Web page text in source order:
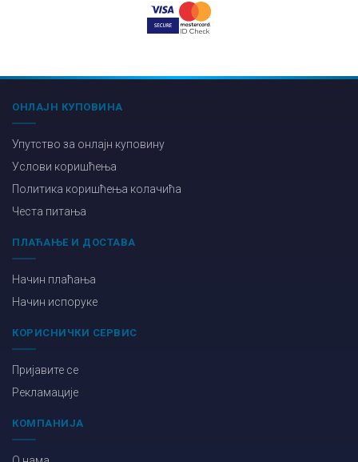
ОНЛАЈН КУПОВИНА
Упутство за онлајн куповину
Услови коришћења
Политика коришћења колачића
Честа питања
ПЛАЋАЊЕ И ДОСТАВА
Начин плаћања
Начин испоруке
КОРИСНИЧКИ СЕРВИС
Пријавите се
Рекламације
КОМПАНИЈА